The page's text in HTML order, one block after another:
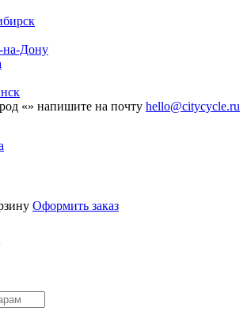
на-Дону
«» напишите на почту hello@citycycle.ru
Оформить заказ